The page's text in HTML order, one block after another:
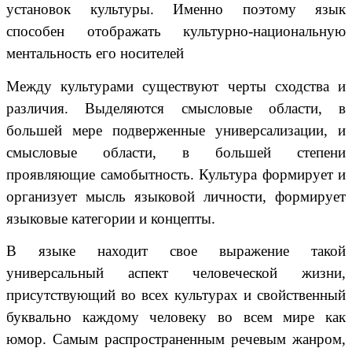
установок культуры. Именно поэтому язык
способен отображать культурно-национальную
ментальность его носителей
Между культурами существуют черты сходства и
различия. Выделяются смысловые области, в
большей мере подверженные универсализации, и
смысловые области, в большей степени
проявляющие самобытность. Культура формирует и
организует мысль языковой личности, формирует
языковые категории и концепты.
В языке находит свое выражение такой
универсальный аспект человеческой жизни,
присутствующий во всех культурах и свойственный
буквально каждому человеку во всем мире как
юмор. Самым распространенным речевым жанром,